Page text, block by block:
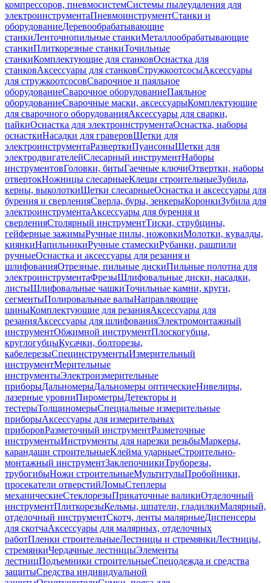
компрессоров, пневмосистемСистемы пылеудаления для
электроинструментаПневмоинструментСтанки и
оборудованиеДеревообрабатывающие
станкиЛенточнопильные станкиМеталлообрабатывающие
станкиПлиткорезные станкиТочильные
станкиКомплектующие для станковОснастка для
станковАксессуары для станковСтружкоотсосыАксессуары
для стружкоотсосовСварочное и паяльное
оборудованиеСварочное оборудованиеПаяльное
оборудованиеСварочные маски, аксессуарыКомплектующие
для сварочного оборудованияАксессуары для сварки,
пайкиОснастка для электроинструментаОснастка, наборы
оснасткиНасадки для граверовЩетки для
электроинструментаРазверткиПуансоныЩетки для
электродвигателейСлесарный инструментНаборы
инструментовГоловки, битыГаечные ключиОтвертки, наборы
отвертокНожницы слесарныеКлещи строительныеЗубила,
керны, выколоткиЩетки слесарныеОснастка и аксессуары для
бурения и сверленияСверла, буры, зенкерыКоронкиЗубила для
электроинструментаАксессуары для бурения и
сверленияСтолярный инструментТиски, струбцины,
гейферные зажимыРучные пилы, ножовкиМолотки, кувалды,
киянкиНапильникиРучные стамескиРубанки, рашпили
ручныеОснастка и аксессуары для резания и
шлифованияОтрезные, пильные дискиПильные полотна для
электроинструментаФрезыШлифовальные диски, насадки,
листыШлифовальные чашкиТочильные камни, круги,
сегментыПолировальные валыНаправляющие
шиныКомплектующие для резанияАксессуары для
резанияАксессуары для шлифованияЭлектромонтажный
инструментОбжимной инструментПлоскогубцы,
круглогубцыКусачки, болторезы,
кабелерезыСпецинструментыИзмерительный
инструментМерительные
инструментыЭлектроизмерительные
приборыДальномерыДальномеры оптическиеНивелиры,
лазерные уровниПирометрыДетекторы и
тестерыТолщиномерыСпециальные измерительные
приборыАксессуары для измерительных
приборовРазметочный инструментРазметочные
инструментыИнструменты для нарезки резьбыМаркеры,
карандаши строительныеКлейма ударныеСтроительно-
монтажный инструментЗаклепочникиТруборезы,
трубогибыНожи строительныеМультитулыПробойники,
просекатели отверстийЛомыСтеплеры
механическиеСтеклорезыПрикаточные валикиОтделочный
инструментПлиткорезыКельмы, шпатели, гладилкиМалярный,
отделочный инструментСкотч, ленты малярныеДиспенсеры
для скотчаАксессуары для малярных, отделочных
работПленки строительныеЛестницы и стремянкиЛестницы,
стремянкиЧердачные лестницыЭлементы
лестницПодъемники строительныеСпецодежда и средства
защитыСредства индивидуальной